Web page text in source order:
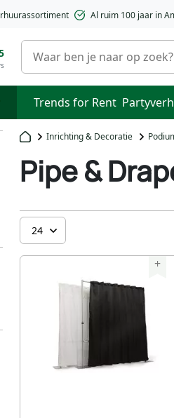
Al ruim 100 jaar in
Trends for Rent
Inrichting & Decoratie
Pipe &
+